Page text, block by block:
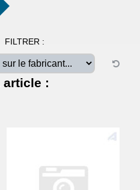
FILTRER :
article :